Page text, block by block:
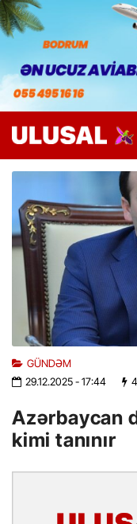
GÜNDƏM
29.12.2025- 17:44
Azərbaycan
kimi tanınır